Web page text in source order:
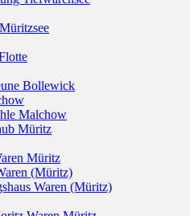
Bollewick
Malchow
Müritz
Müritz
(Müritz)
Waren (Müritz)